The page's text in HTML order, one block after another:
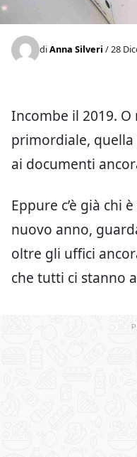
diAnna Silveri / 28
Incombe il 2019. O
primordiale,
ai documenti
Eppure c’è già chi
nuovo anno,
oltre gli uffici
che tutti ci stanno